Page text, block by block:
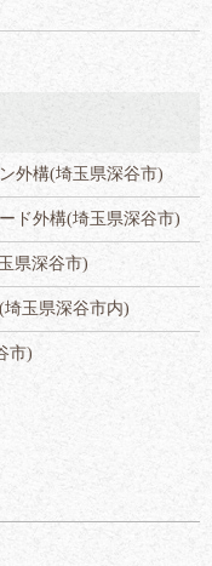
外構(埼玉県深谷市)
ド外構(埼玉県深谷市)
県深谷市)
玉県深谷市内)
市)